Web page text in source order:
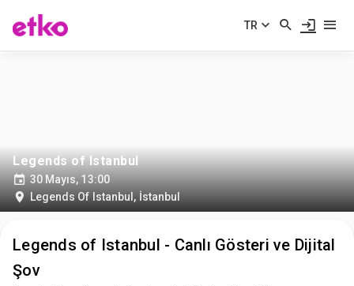
TR
Legends of Istanbul
30 Mayıs, 13:00
Legends Of Istanbul , İstanbul
Legends of Istanbul - Canlı Gösteri ve Dijital
Şov